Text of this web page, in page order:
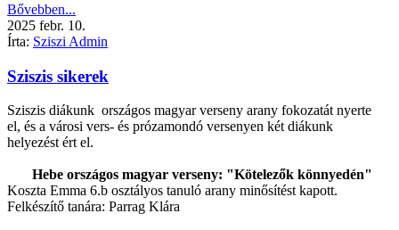
Bővebben...
2025 febr. 10.
Írta: Sziszi Admin
Sziszis sikerek
Sziszis diákunk országos magyar verseny arany fokozatát nyerte
el, és a városi vers- és prózamondó versenyen két diákunk
helyezést ért el.
Hebe országos magyar verseny: "Kötelezők könnyedén"
Koszta Emma 6.b osztályos tanuló arany minősítést kapott.
Felkészítő tanára: Parrag Klára